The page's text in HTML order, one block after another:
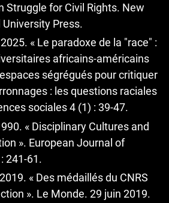
Struggle for Civil Rights. New
University Press.
« Le paradoxe de la "race" :
africains-américains
ségrégués pour critiquer
: les questions raciales
sociales 4 (1) : 39-47.
« Disciplinary Cultures and
». European Journal of
241‑61.
« Des médaillés du CNRS
». Le Monde. 29 juin 2019.